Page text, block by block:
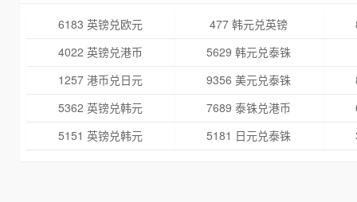
6183 英镑兑欧元 477 韩元兑英镑
4022 英镑兑港币
5629 韩元兑泰铢
1257 港币兑日元
9356 美元兑泰铢
5362 英镑兑韩元
7689 泰铢兑港币
5151 英镑兑韩元
5181 日元兑泰铢